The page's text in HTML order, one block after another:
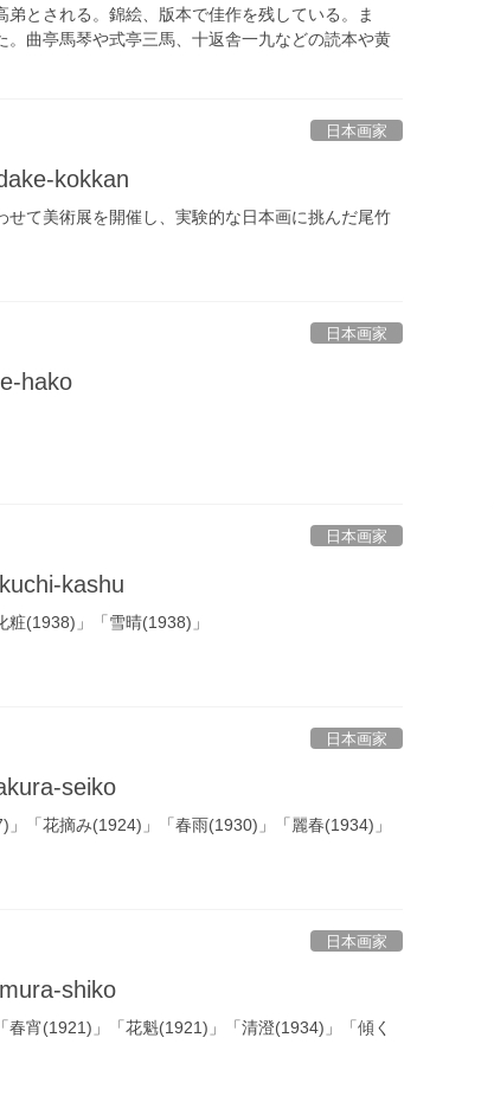
とされる。錦絵、版本で佳作を残している。ま
。曲亭馬琴や式亭三馬、十返舎一九などの読本や黄
日本画家
kokkan
せて美術展を開催し、実験的な日本画に挑んだ尾竹
日本画家
hako
日本画家
kashu
(1938)」「雪晴(1938)」
日本画家
seiko
「花摘み(1924)」「春雨(1930)」「麗春(1934)」
日本画家
shiko
宵(1921)」「花魁(1921)」「清澄(1934)」「傾く